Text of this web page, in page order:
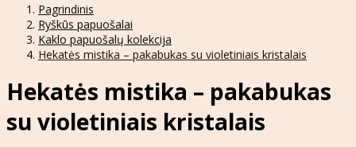
Pagrindinis
Ryškūs papuošalai
Kaklo papuošalų kolekcija
Hekatės mistika – pakabukas su violetiniais kristalais
Hekatės mistika – pakabukas
su violetiniais kristalais